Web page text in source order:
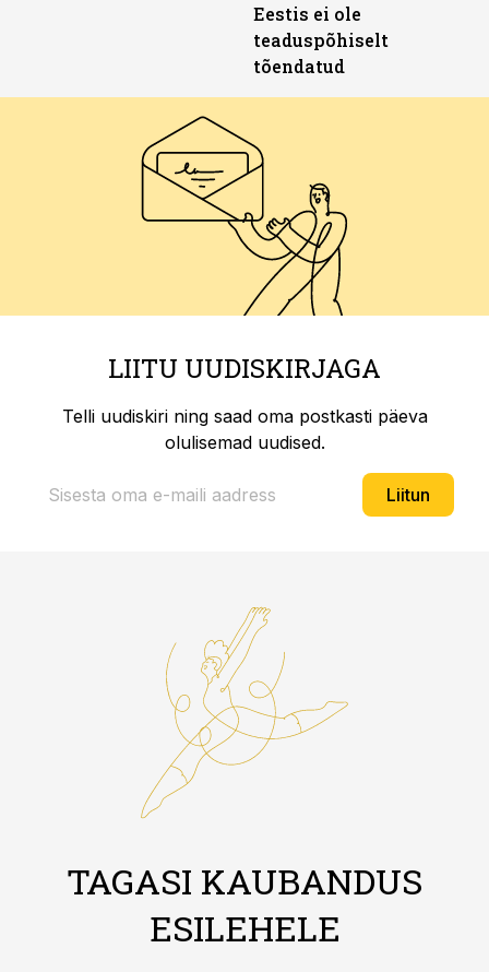
Eestis ei ole
teaduspõhiselt
tõendatud
LIITU UUDISKIRJAGA
Telli uudiskiri ning saad oma postkasti päeva
olulisemad uudised.
Liitun
TAGASI KAUBANDUS
ESILEHELE